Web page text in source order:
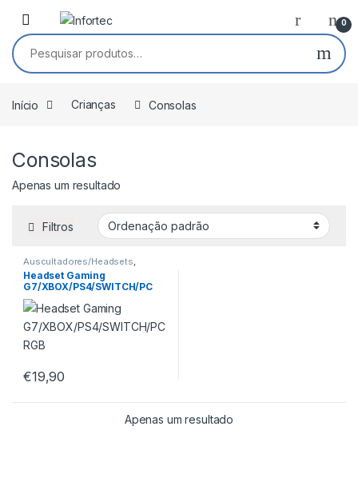
Saltar para navegação
Pular para o conteúdo
0
Pesquisar por:
Início Crianças Consolas
Consolas
Apenas um resultado
Filtros
Auscultadores/Headsets
Consolas ,Headsets e
Headphones,PC Áudio
Tecnologia Infantil
Headset Gaming
G7/XBOX/PS4/SWITCH/PC
RGB
€19,90
Apenas um resultado